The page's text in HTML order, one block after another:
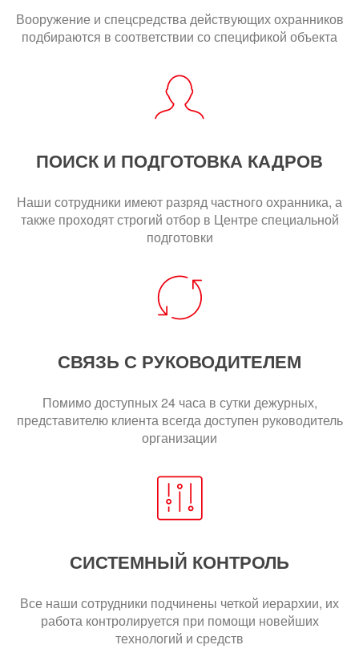
Вооружение и спецсредства действующих охранников
подбираются в соответствии со спецификой объекта
ПОИСК И ПОДГОТОВКА КАДРОВ
Наши сотрудники имеют разряд частного охранника, а
также проходят строгий отбор в Центре специальной
подготовки
СВЯЗЬ С РУКОВОДИТЕЛЕМ
Помимо доступных 24 часа в сутки дежурных,
представителю клиента всегда доступен руководитель
организации
СИСТЕМНЫЙ КОНТРОЛЬ
Все наши сотрудники подчинены четкой иерархии, их
работа контролируется при помощи новейших
технологий и средств